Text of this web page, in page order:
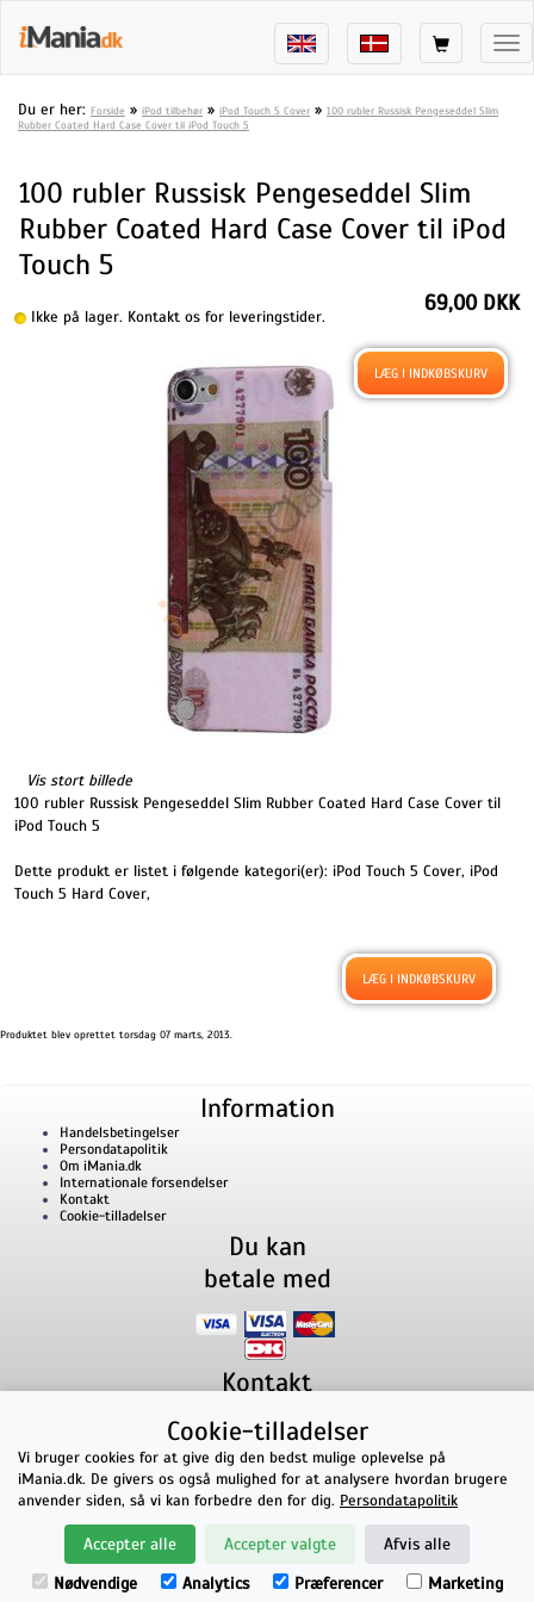
Du er her: Forside » iPod tilbehør » iPod Touch 5 Cover » 100 rubler Russisk Pengeseddel Slim
Rubber Coated Hard Case Cover til iPod Touch 5
100 rubler Russisk Pengeseddel Slim
Rubber Coated Hard Case Cover til iPod
Touch 5
Ikke på lager. Kontakt os for leveringstider.
Vis stort billede
69,00 DKK
100 rubler Russisk Pengeseddel Slim Rubber Coated Hard Case Cover til
iPod Touch 5
Dette produkt er listet i følgende kategori(er): iPod Touch 5 Cover, iPod
Touch 5 Hard Cover,
Produktet blev oprettet torsdag 07 marts, 2013.
Information
Handelsbetingelser
Persondatapolitik
Om iMania.dk
Internationale forsendelser
Kontakt
Cookie-tilladelser
Du kan
betale med
Kontakt
Lillevorde Kær 29280 Storvorde
CVR nummer: 33182805 | E-mail: kontakt@imania.dk
Telefon:+45 23618990
Topkarakter hos kunderne!
på Facebook
Cookie-tilladelser
Vi bruger cookies for at give dig den bedst mulige oplevelse på
iMania.dk. De givers os også mulighed for at analysere hvordan brugere
anvender siden, så vi kan forbedre den for dig. Persondatapolitik
Accepter alle Accepter valgte
Afvis alle
Nødvendige
Analytics Præferencer Marketing